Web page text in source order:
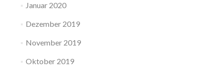
Januar 2020
Dezember 2019
November 2019
Oktober 2019